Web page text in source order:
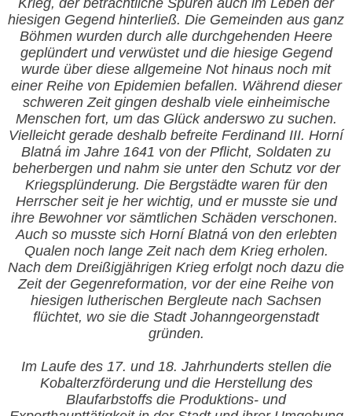
hiesigen Gegend hinterließ. Die Gemeinden aus ganz
Böhmen wurden durch alle durchgehenden Heere
geplündert und verwüstet und die hiesige Gegend
wurde über diese allgemeine Not hinaus noch mit
einer Reihe von Epidemien befallen. Während dieser
schweren Zeit gingen deshalb viele einheimische
Menschen fort, um das Glück anderswo zu suchen.
Vielleicht gerade deshalb befreite Ferdinand III. Horní
Blatná im Jahre 1641 von der Pflicht, Soldaten zu
beherbergen und nahm sie unter den Schutz vor der
Kriegsplünderung. Die Bergstädte waren für den
Herrscher seit je her wichtig, und er musste sie und
ihre Bewohner vor sämtlichen Schäden verschonen.
Auch so musste sich Horní Blatná von den erlebten
Qualen noch lange Zeit nach dem Krieg erholen.
Nach dem Dreißigjährigen Krieg erfolgt noch dazu die
Zeit der Gegenreformation, vor der eine Reihe von
hiesigen lutherischen Bergleute nach Sachsen
flüchtet, wo sie die Stadt Johanngeorgenstadt
gründen.
Im Laufe des 17. und 18. Jahrhunderts stellen die
Kobalterzförderung und die Herstellung des
Blaufarbstoffs die Produktions- und